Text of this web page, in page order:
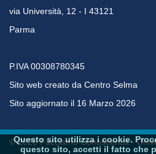
via Università, 12 - I 43121
Parma
P.IVA 00308780345
Sito web creato da Centro Selma
Sito aggiornato il 16 Marzo 2026
© 2026 Facciamo Conoscenza -
Questo sito utilizza i cookie.
questo sito, accetti il fatto che